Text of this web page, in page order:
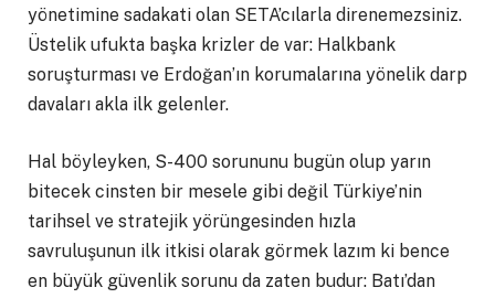
yönetimine sadakati olan SETA’cılarla direnemezsiniz.
Üstelik ufukta başka krizler de var: Halkbank
soruşturması ve Erdoğan’ın korumalarına yönelik darp
davaları akla ilk gelenler.
Hal böyleyken, S-400 sorununu bugün olup yarın
bitecek cinsten bir mesele gibi değil Türkiye’nin
tarihsel ve stratejik yörüngesinden hızla
savruluşunun ilk itkisi olarak görmek lazım ki bence
en büyük güvenlik sorunu da zaten budur: Batı’dan